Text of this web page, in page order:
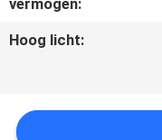
EEN
SITEMAP
vermogen:
Hoog licht: